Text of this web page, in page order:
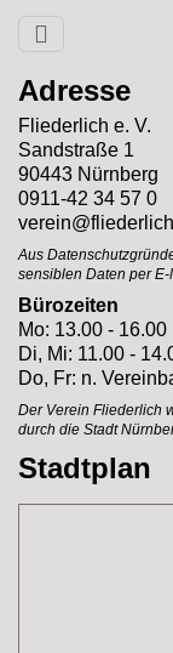
Adresse
Fliederlich e. V.
Sandstraße 1
90443 Nürnberg
0911-42 34 57 0
Aus
sensiblen Daten per
Bürozeiten
Mo: 13.00 - 16.00
Di, Mi: 11.00 -
Do, Fr: n.
Der Verein Fliederlich
durch die Stadt
Stadtplan